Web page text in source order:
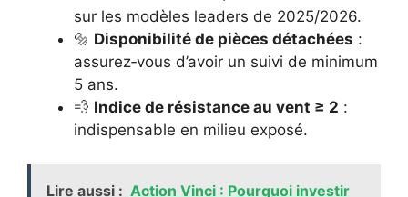
sur les modèles leaders de 2025/2026.
🔩 Disponibilité de pièces détachées :
assurez‐vous d’avoir un suivi de minimum
5 ans.
💨 Indice de résistance au vent ≥ 2 :
indispensable en milieu exposé.
Lire aussi : Action Vinci : Pourquoi investir